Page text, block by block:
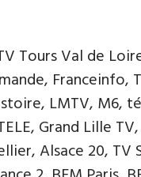
Tours Val de
Franceinfo,
LMTV, M6,
Grand Lille
Alsace 20, TV